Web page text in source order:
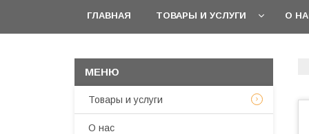
ГЛАВНАЯ ТОВАРЫ И УСЛУГИ О
Товары и услуги
О нас